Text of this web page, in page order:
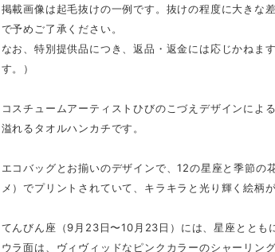
掲載画像は起毛抜けの一例です。抜けの程度に大きな
で予めご了承ください。
なお、特別提供品につき、返品・返金には応じかねま
す。）
コスチュームアーティストひびのこづえデザインによ
溢れるタオルハンカチです。
エコバッグとお揃いのデザインで、12の星座と季節の
メ）でプリントされていて、キラキラと光り輝く絵柄
てんびん座（9月23日〜10月23日）には、星座ととも
ウラ面は、ヴィヴィッドなピンクカラーのシャーリン